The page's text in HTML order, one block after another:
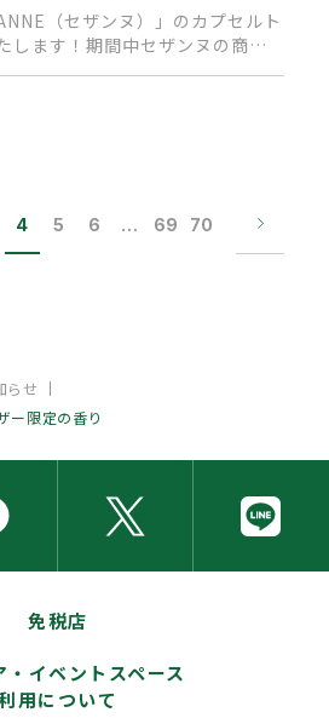
（セザンヌ）」のカプセルト
します！期間中セザンヌの商品
4 5 6 … 69 70
らせ
ー限定の香り
免税店
・イベントスペース
用について